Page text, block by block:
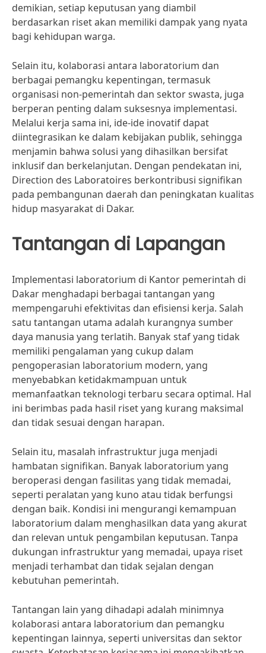
demikian, setiap keputusan yang diambil
berdasarkan riset akan memiliki dampak yang nyata
bagi kehidupan warga.
Selain itu, kolaborasi antara laboratorium dan
berbagai pemangku kepentingan, termasuk
organisasi non-pemerintah dan sektor swasta, juga
berperan penting dalam suksesnya implementasi.
Melalui kerja sama ini, ide-ide inovatif dapat
diintegrasikan ke dalam kebijakan publik, sehingga
menjamin bahwa solusi yang dihasilkan bersifat
inklusif dan berkelanjutan. Dengan pendekatan ini,
Direction des Laboratoires berkontribusi signifikan
pada pembangunan daerah dan peningkatan kualitas
hidup masyarakat di Dakar.
Tantangan di Lapangan
Implementasi laboratorium di Kantor pemerintah di
Dakar menghadapi berbagai tantangan yang
mempengaruhi efektivitas dan efisiensi kerja. Salah
satu tantangan utama adalah kurangnya sumber
daya manusia yang terlatih. Banyak staf yang tidak
memiliki pengalaman yang cukup dalam
pengoperasian laboratorium modern, yang
menyebabkan ketidakmampuan untuk
memanfaatkan teknologi terbaru secara optimal. Hal
ini berimbas pada hasil riset yang kurang maksimal
dan tidak sesuai dengan harapan.
Selain itu, masalah infrastruktur juga menjadi
hambatan signifikan. Banyak laboratorium yang
beroperasi dengan fasilitas yang tidak memadai,
seperti peralatan yang kuno atau tidak berfungsi
dengan baik. Kondisi ini mengurangi kemampuan
laboratorium dalam menghasilkan data yang akurat
dan relevan untuk pengambilan keputusan. Tanpa
dukungan infrastruktur yang memadai, upaya riset
menjadi terhambat dan tidak sejalan dengan
kebutuhan pemerintah.
Tantangan lain yang dihadapi adalah minimnya
kolaborasi antara laboratorium dan pemangku
kepentingan lainnya, seperti universitas dan sektor